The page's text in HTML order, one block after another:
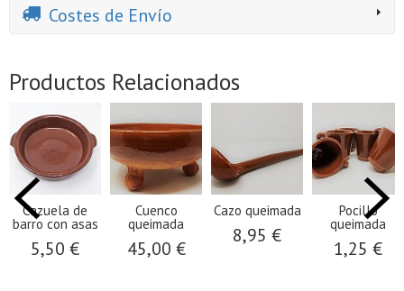
Costes de Envío
Productos Relacionados
Cazuela de
barro con asas
5,50 €
Cuenco
queimada
45,00 €
Cazo queimada
8,95 €
Pocillo
queimada
1,25 €